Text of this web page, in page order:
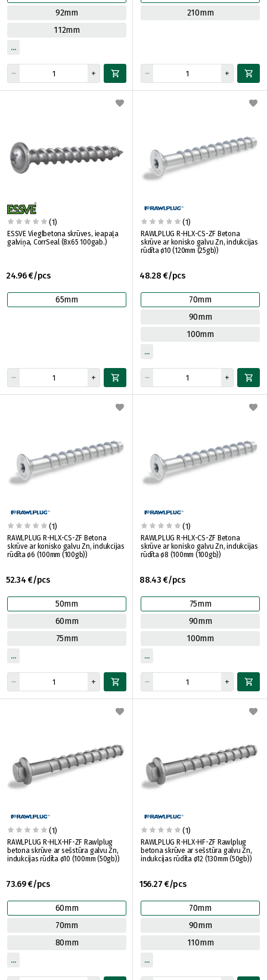
92mm
112mm
210mm
(1)
ESSVE Vieglbetona skrūves, ieapaļa
galviņa, CorrSeal (8x65 100gab.)
24.96 €/pcs
65mm
(1)
RAWLPLUG R-HLX-CS-ZF Betona
skrūve ar konisko galvu Zn, indukcijas
rūdīta ø10 (120mm (25gb))
48.28 €/pcs
70mm
90mm
100mm
(1)
RAWLPLUG R-HLX-CS-ZF Betona
skrūve ar konisko galvu Zn, indukcijas
rūdīta ø6 (100mm (100gb))
52.34 €/pcs
50mm
60mm
75mm
(1)
RAWLPLUG R-HLX-CS-ZF Betona
skrūve ar konisko galvu Zn, indukcijas
rūdīta ø8 (100mm (100gb))
88.43 €/pcs
75mm
90mm
100mm
(1)
RAWLPLUG R-HLX-HF-ZF Rawlplug
betona skrūve ar sešstūra galvu Zn,
indukcijas rūdīta ø10 (100mm (50gb))
73.69 €/pcs
60mm
70mm
80mm
(1)
RAWLPLUG R-HLX-HF-ZF Rawlplug
betona skrūve ar sešstūra galvu Zn,
indukcijas rūdīta ø12 (130mm (50gb))
156.27 €/pcs
70mm
90mm
110mm